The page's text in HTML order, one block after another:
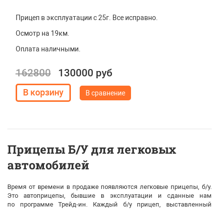
Прицеп в эксплуатации с 25г. Все исправно.
Осмотр на 19км.
Оплата наличными.
162800 130000 руб
В сравнение
Прицепы Б/У для легковых
автомобилей
Время от времени в продаже появляются легковые прицепы, б/у.
Это автоприцепы, бывшие в эксплуатации и сданные нам
по программе Трейд-ин. Каждый б/у прицеп, выставленный